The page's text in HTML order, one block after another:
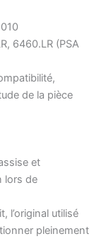
6460.LR (PSA
de la pièce
et
lors de
l’original utilisé
pleinement